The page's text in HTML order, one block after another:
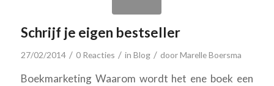
Schrijf je eigen bestseller
27/02/2014 / 0 Reacties / in Blog / doorMarelle Boersma
Boekmarketing Waarom wordt het ene boek een